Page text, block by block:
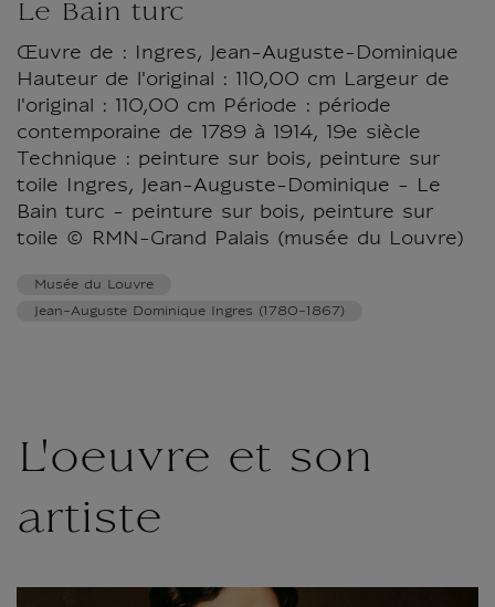
Le Bain turc
Œuvre de : Ingres, Jean-Auguste-Dominique
Hauteur de l'original : 110,00 cm Largeur de
l'original : 110,00 cm Période : période
contemporaine de 1789 à 1914, 19e siècle
Technique : peinture sur bois, peinture sur
toile Ingres, Jean-Auguste-Dominique - Le
Bain turc - peinture sur bois, peinture sur
toile © RMN-Grand Palais (musée du Louvre)
Musée du Louvre
Jean-Auguste Dominique Ingres (1780-1867)
L'oeuvre et son
artiste